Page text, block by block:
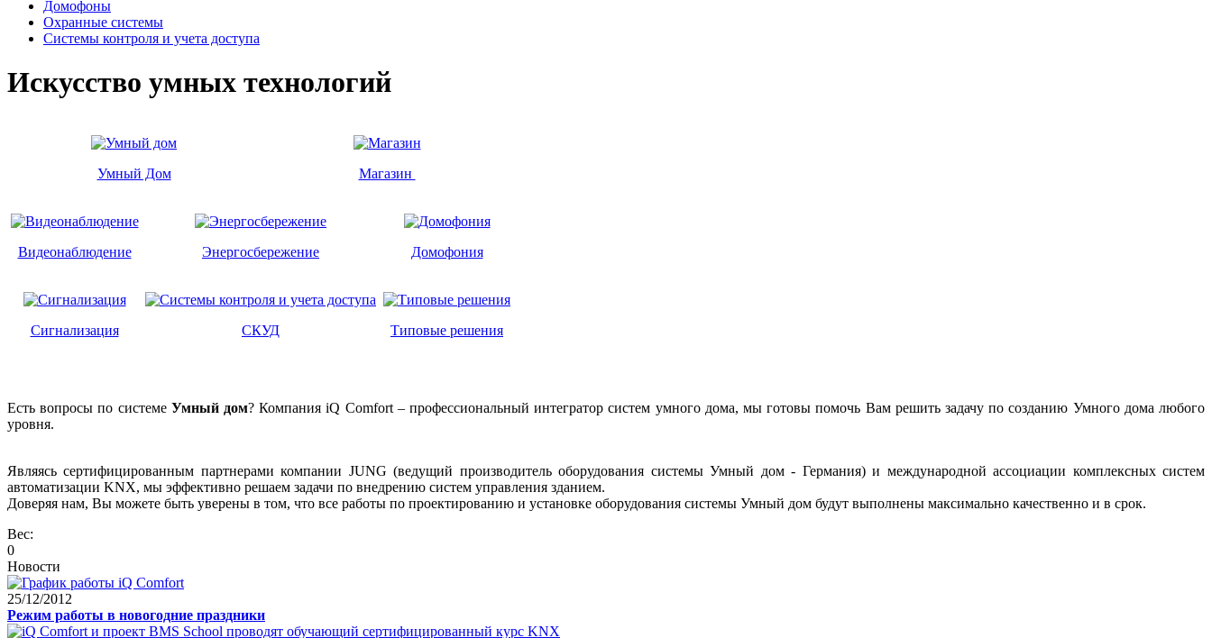
Домофоны
Охранные системы
Системы контроля и учета доступа
Искусство умных технологий
Умный Дом Магазин
Видеонаблюдение Энергосбережение Домофония
Сигнализация СКУД Типовые решения
Есть вопросы по системе Умный дом? Компания iQ Comfort – профессиональный интегратор систем умного дома, мы готовы помочь Вам решить задачу по созданию Умного дома любого
уровня.
Являясь сертифицированным партнерами компании JUNG (ведущий производитель оборудования системы Умный дом - Германия) и международной ассоциации комплексных систем
автоматизации KNX, мы эффективно решаем задачи по внедрению систем управления зданием.
Доверяя нам, Вы можете быть уверены в том, что все работы по проектированию и установке оборудования системы Умный дом будут выполнены максимально качественно и в срок.
Вес:
0
Новости
25/12/2012
Режим работы в новогодние праздники